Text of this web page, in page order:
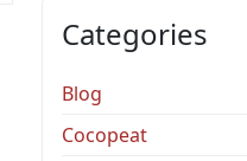
Categories
Blog
Cocopeat